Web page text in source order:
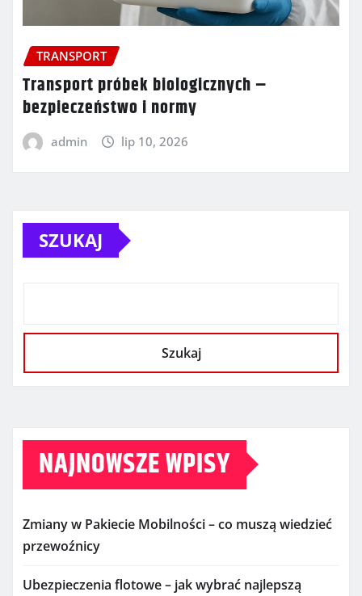
TRANSPORT
Transport próbek biologicznych –
bezpieczeństwo i normy
admin lip 10, 2026
SZUKAJ
Szukaj
NAJNOWSZE WPISY
Zmiany w Pakiecie Mobilności – co muszą wiedzieć
przewoźnicy
Ubezpieczenia flotowe – jak wybrać najlepszą